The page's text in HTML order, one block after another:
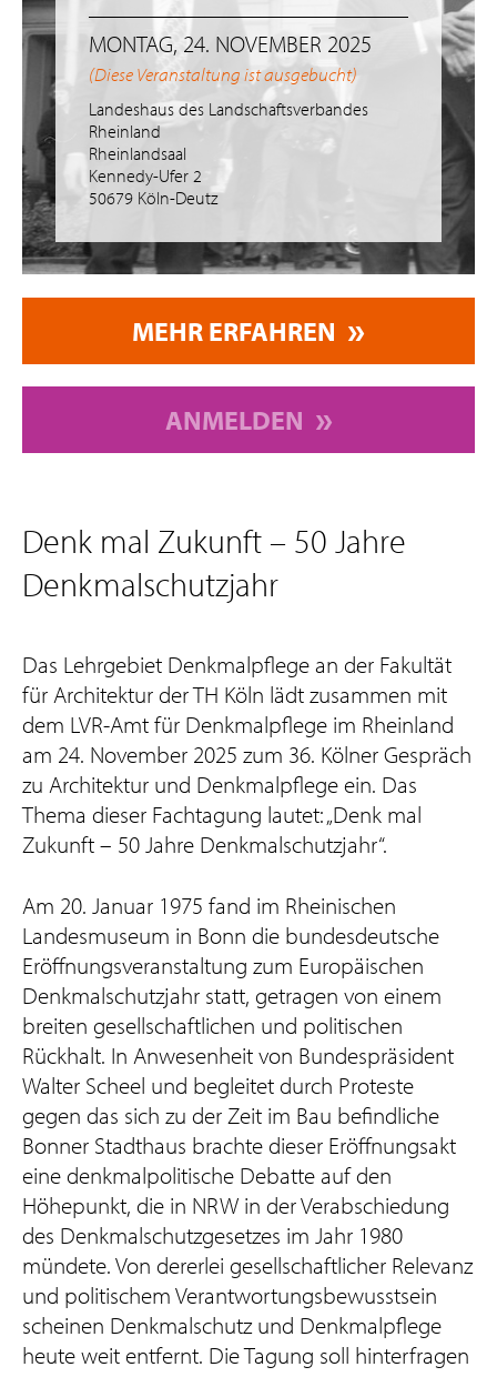
MONTAG, 24. NOVEMBER 2025
(Diese Veranstaltung ist ausgebucht)
Landeshaus des Landschaftsverbandes
Rheinland
Rheinlandsaal
Kennedy-Ufer 2
50679 Köln-Deutz
MEHR ERFAHREN
ANMELDEN
Denk mal Zukunft – 50 Jahre
Denkmalschutzjahr
Das Lehrgebiet Denkmalpflege an der Fakultät
für Architektur der TH Köln lädt zusammen mit
dem LVR-Amt für Denkmalpflege im Rheinland
am 24. November 2025 zum 36. Kölner Gespräch
zu Architektur und Denkmalpflege ein. Das
Thema dieser Fachtagung lautet: „Denk mal
Zukunft – 50 Jahre Denkmalschutzjahr“.
Am 20. Januar 1975 fand im Rheinischen
Landesmuseum in Bonn die bundesdeutsche
Eröffnungsveranstaltung zum Europäischen
Denkmalschutzjahr statt, getragen von einem
breiten gesellschaftlichen und politischen
Rückhalt. In Anwesenheit von Bundespräsident
Walter Scheel und begleitet durch Proteste
gegen das sich zu der Zeit im Bau befindliche
Bonner Stadthaus brachte dieser Eröffnungsakt
eine denkmalpolitische Debatte auf den
Höhepunkt, die in NRW in der Verabschiedung
des Denkmalschutzgesetzes im Jahr 1980
mündete. Von dererlei gesellschaftlicher Relevanz
und politischem Verantwortungsbewusstsein
scheinen Denkmalschutz und Denkmalpflege
heute weit entfernt. Die Tagung soll hinterfragen